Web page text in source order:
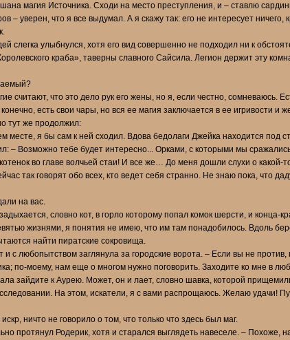
магия Источника. Сходи на место преступления, и – ставлю
– уверен, что я все выдумал. А я скажу так: его не интересует ничего,
слегка улыбнулся, хотя его вид совершенно не подходил ни к
краба», таверны славного Сайсила. Легион держит эту
считают, что это дело рук его жены, но я, если честно, сомневаюсь.
есть свои чары, но вся ее магия заключается в ее игривости и
тут же продолжил:
месте, я бы сам к ней сходил. Вдова бедолаги Джейка находится под
– Возможно тебе будет интересно... Орками, с которыми мы
во главе волчьей стаи! И все же… До меня дошли слухи о какой-
так говорят обо всех, кто ведет себя странно. Не знаю пока, что
на вас.
словно кот, в горло которому попал комок шерсти, и конца-
жизнями, я понятия не имею, что им там понадобилось. Вдоль
найти пиратские сокровища.
с любопытством заглянула за городские ворота. – Если вы не
по-моему, нам еще о многом нужно поговорить. Заходите ко мне в
зайдите к Аурею. Может, он и лает, словно шавка, которой
На этом, искатели, я с вами распрощаюсь. Желаю удачи!
ничто не говорило о том, что только что здесь был маг.
протянул Родерик, хотя и старался выглядеть навеселе. – Похоже,